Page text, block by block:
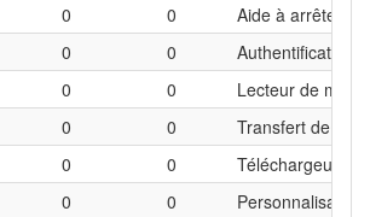
0 0
Aide à arrêter
0 0
Authentification
0 0
Lecteur de
0 0
Transfert de
0 0
Téléchargeur de
0 0